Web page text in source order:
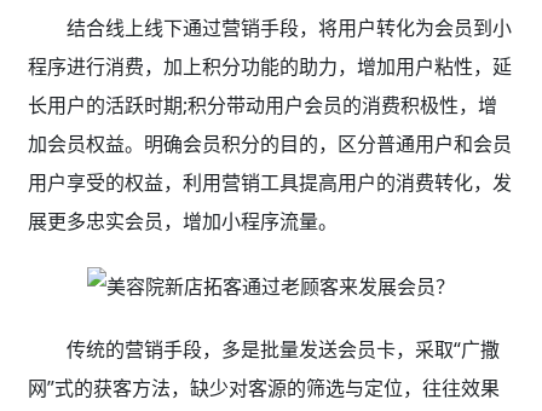
结合线上线下通过营销手段，将用户转化为会员到小
程序进行消费，加上积分功能的助力，增加用户粘性，延
长用户的活跃时期;积分带动用户会员的消费积极性，增
加会员权益。明确会员积分的目的，区分普通用户和会员
用户享受的权益，利用营销工具提高用户的消费转化，发
展更多忠实会员，增加小程序流量。
传统的营销手段，多是批量发送会员卡，采取“广撒
网”式的获客方法，缺少对客源的筛选与定位，往往效果